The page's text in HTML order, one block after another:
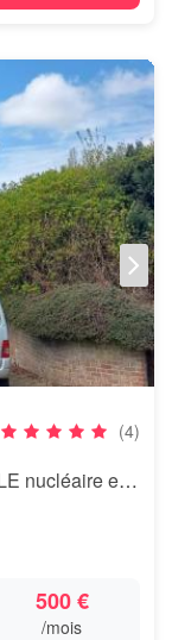
(4)
Chambres à louer PROCHE CENTRALE nucléaire et E42
500 €
/mois